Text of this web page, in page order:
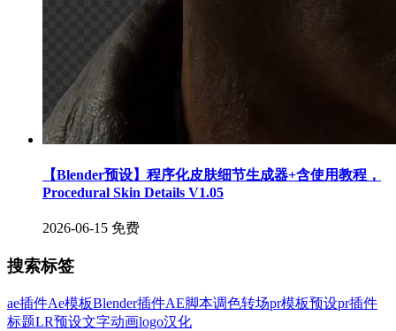
【Blender预设】程序化皮肤细节生成器+含使用教程，
Procedural Skin Details V1.05
2026-06-15 免费
搜索标签
ae插件Ae模板Blender插件AE脚本调色转场pr模板预设pr插件
标题LR预设文字动画logo汉化